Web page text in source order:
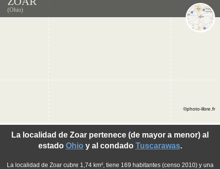
(Ohio)
La localidad de Zoar pertenece (de mayor a menor) al
estado Ohio y al condado Tuscarawas.
La localidad de Zoar cubre 1,74 km², tiene 169 habitantes (censo 2010) y una
©photo-libre.fr